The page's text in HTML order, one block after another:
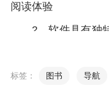
阅读体验
2、软件具有独
3、随时进入都
标签： 图书 导航